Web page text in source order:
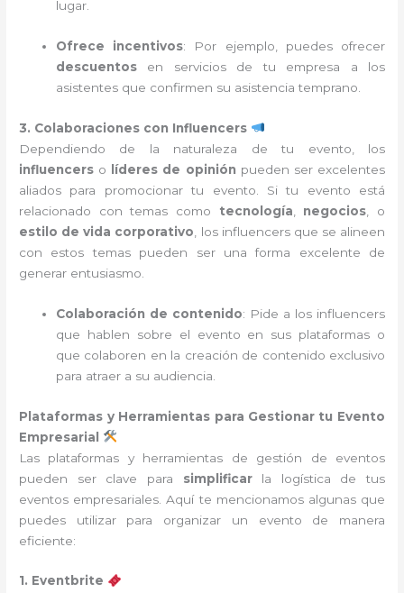
lugar.
Ofrece incentivos: Por ejemplo, puedes ofrecer
descuentos en servicios de tu empresa a los
asistentes que confirmen su asistencia temprano.
3. Colaboraciones con Influencers
Dependiendo de la naturaleza de tu evento, los
influencers o líderes de opinión pueden ser excelentes
aliados para promocionar tu evento. Si tu evento está
relacionado con temas como tecnología negocios , o
estilo de vida corporativo , los influencers que se alineen
con estos temas pueden ser una forma excelente de
generar entusiasmo.
Colaboración de contenido: Pide a los influencers
que hablen sobre el evento en sus plataformas o
que colaboren en la creación de contenido exclusivo
para atraer a su audiencia.
Plataformas y Herramientas para Gestionar tu Evento
Empresarial
Las plataformas y herramientas de gestión de eventos
pueden ser clave para simplificarla logística de tus
eventos empresariales. Aquí te mencionamos algunas que
puedes utilizar para organizar un evento de manera
eficiente:
1. Eventbrite